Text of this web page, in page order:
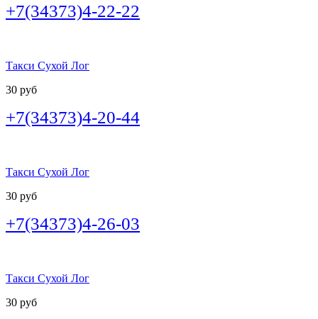
+7(34373)4-22-22
Такси Сухой Лог
30 руб
+7(34373)4-20-44
Такси Сухой Лог
30 руб
+7(34373)4-26-03
Такси Сухой Лог
30 руб